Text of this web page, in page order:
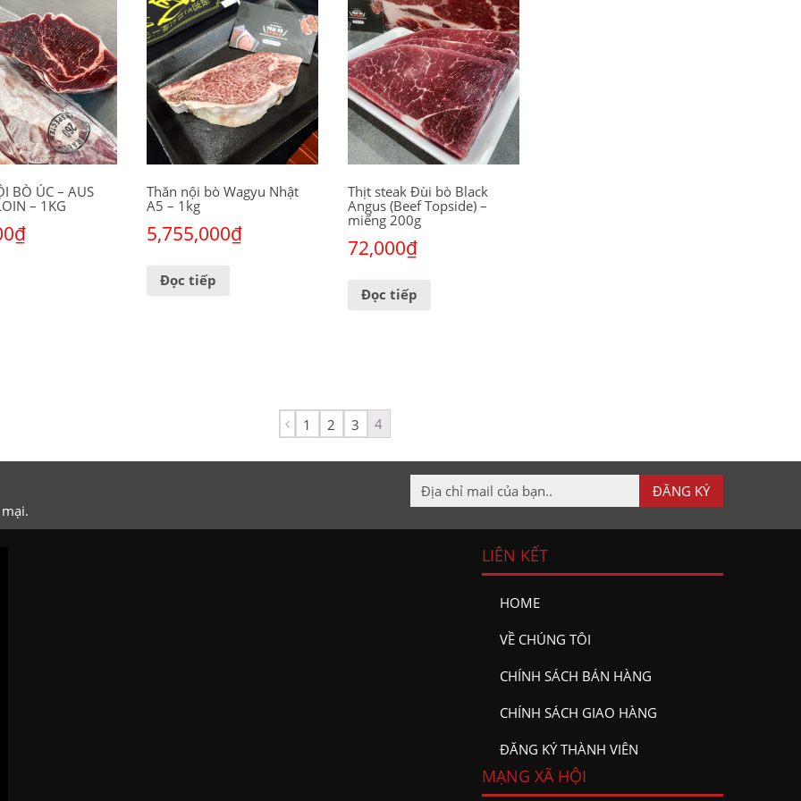
BÒ ÚC – AUS
– 1KG
₫
Thăn nội bò Wagyu Nhật
A5 – 1kg
5,755,000₫
Đọc tiếp
Thịt steak Đùi bò Black
Angus (Beef Topside) –
miếng 200g
72,000₫
Đọc tiếp
1 2 3 4
LIÊN KẾT
HOME
VỀ CHÚNG TÔI
CHÍNH SÁCH BÁN HÀNG
CHÍNH SÁCH GIAO HÀNG
ĐĂNG KÝ THÀNH VIÊN
MẠNG XÃ HỘI